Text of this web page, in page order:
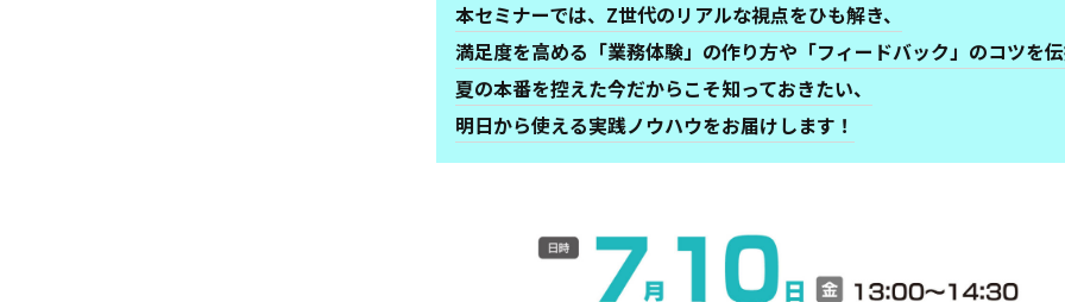
本セミナーでは、Z世代のリアルな視点をひも解き、
満足度を高める「業務体験」の作り方や「フィードバック」のコツを伝
夏の本番を控えた今だからこそ知っておきたい、
明日から使える実践ノウハウをお届けします！